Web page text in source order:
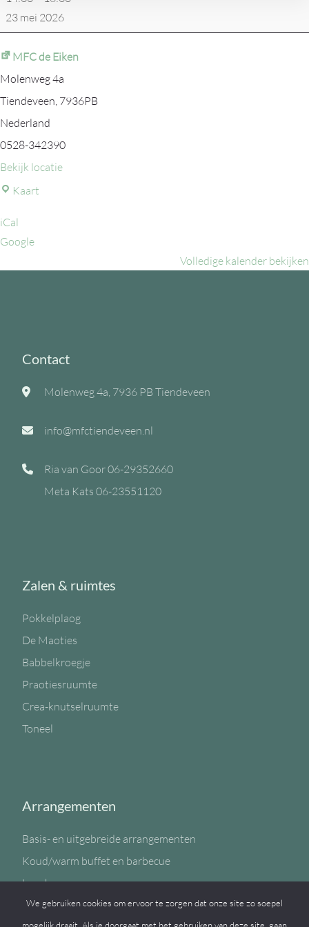
23 mei 2026
MFC de Eiken
Molenweg 4a
Tiendeveen, 7936PB
Nederland
0528-342390
Bekijk locatie
Kaart
iCal
Google
Volledige kalender bekijken
Contact
Molenweg 4a, 7936 PB Tiendeveen
info@mfctiendeveen.nl
Ria van Goor06-29352660
Meta Kats 06-23551120
Zalen & ruimtes
Pokkelplaog
De Maoties
Babbelkroegje
Praotiesruumte
Crea-knutselruumte
Toneel
Arrangementen
Basis- en uitgebreide arrangementen
Koud/warm buffet en barbecue
Lunch
Sportzaal
We gebruiken cookies om ervoor te zorgen dat onze site zo soepel